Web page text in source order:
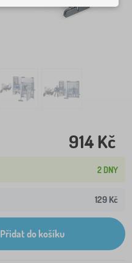
914 Kč
2 DNY
129 Kč
Přidat do košíku